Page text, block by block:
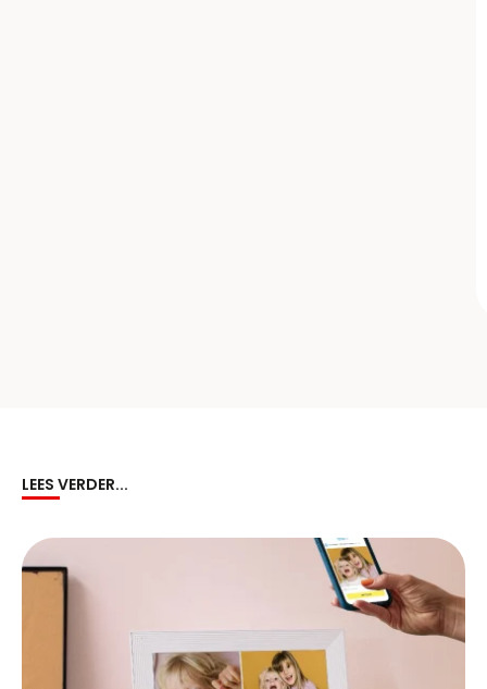
LEES VERDER...